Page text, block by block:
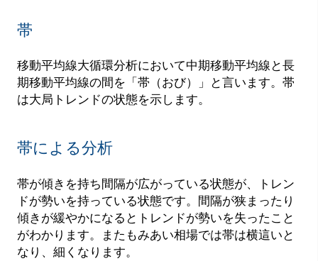
帯
移動平均線大循環分析において中期移動平均線と長
期移動平均線の間を「帯（おび）」と言います。帯
は大局トレンドの状態を示します。
帯による分析
帯が傾きを持ち間隔が広がっている状態が、トレン
ドが勢いを持っている状態です。間隔が狭まったり
傾きが緩やかになるとトレンドが勢いを失ったこと
がわかります。またもみあい相場では帯は横這いと
なり、細くなります。